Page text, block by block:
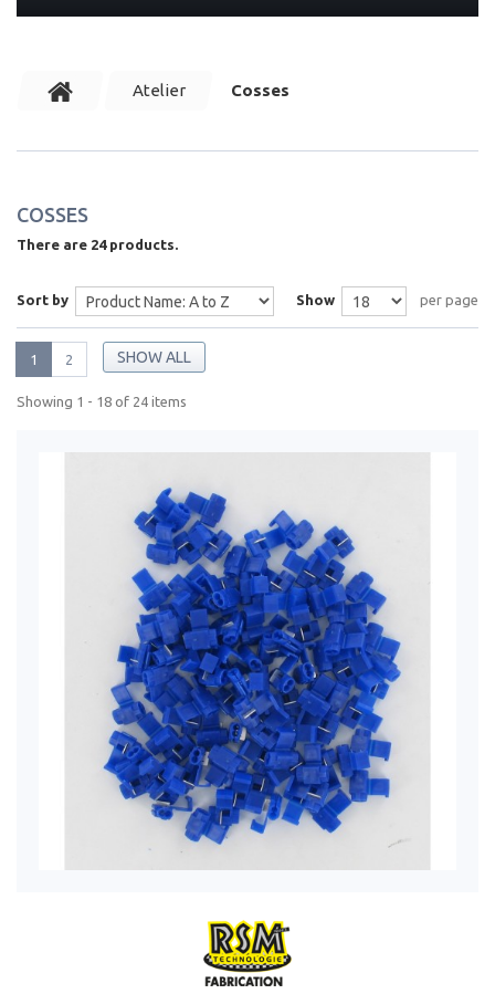
Atelier Cosses
COSSES
There are 24 products.
Sort by Show per page
SHOW ALL
1 2
Showing 1 - 18 of 24 items